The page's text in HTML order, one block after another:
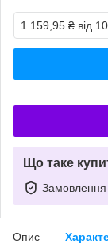
1 159,95 ₴ від
Що таке
Замовлення
Опис